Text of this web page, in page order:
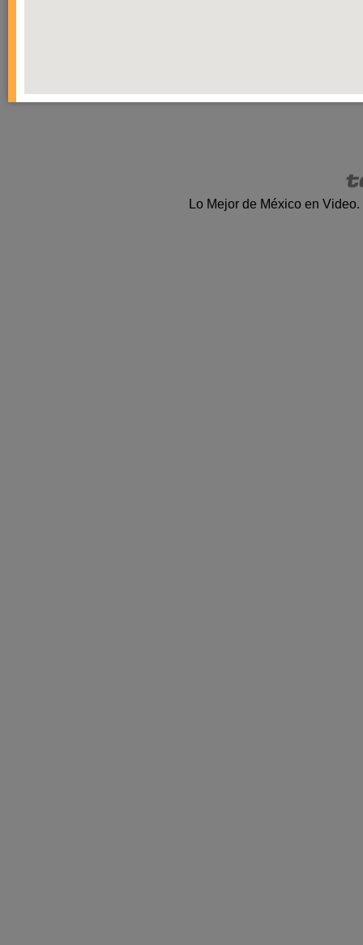
Lo Mejor de México en